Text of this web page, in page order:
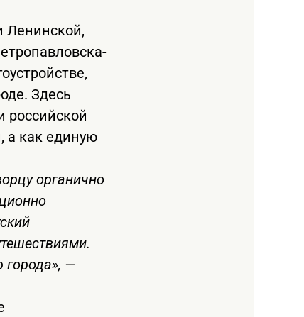
Ленинской,
Здесь
российской
а как единую
органично
города», —